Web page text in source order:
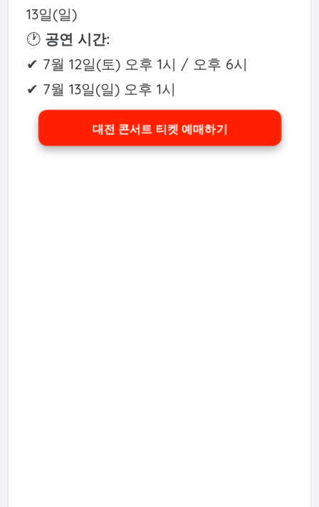
13일(일)
🕐 공연 시간:
✔ 7월 12일(토) 오후 1시 / 오후 6시
✔ 7월 13일(일) 오후 1시
대전 콘서트 티켓 예매하기